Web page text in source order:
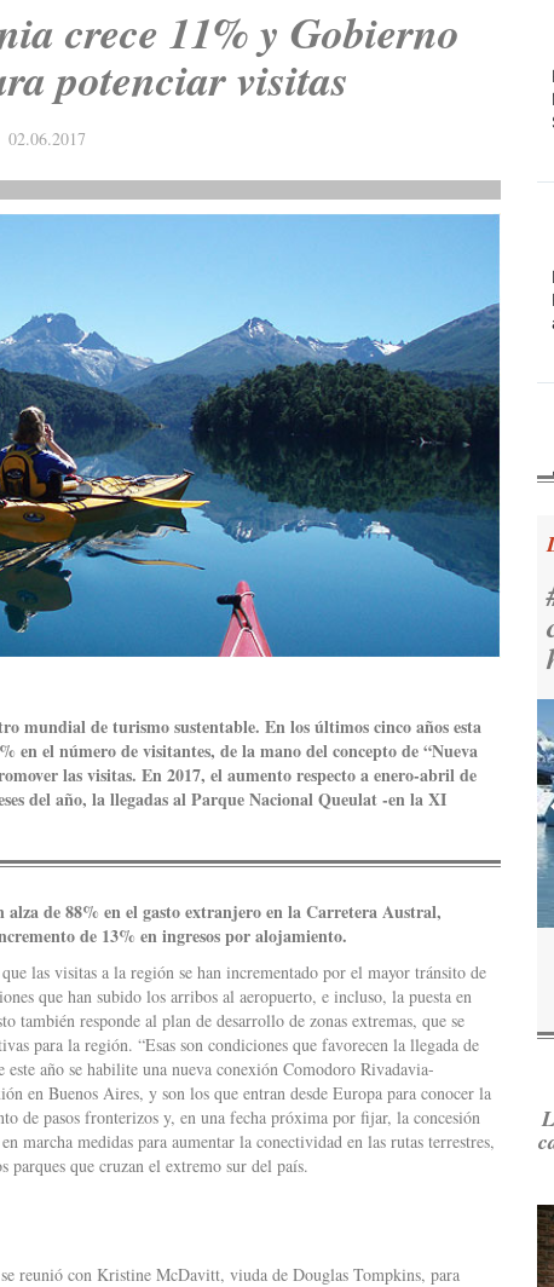
crece 11% y Gobierno
potenciar visitas
02.06.2017
mundial de turismo sustentable. En los últimos cinco años esta
en el número de visitantes, de la mano del concepto de “Nueva
las visitas. En 2017, el aumento respecto a enero-abril de
del año, la llegadas al Parque Nacional Queulat -en la XI
de 88% en el gasto extranjero en la Carretera Austral,
de 13% en ingresos por alojamiento.
las visitas a la región se han incrementado por el mayor tránsito de
que han subido los arribos al aeropuerto, e incluso, la puesta en
también responde al plan de desarrollo de zonas extremas, que se
para la región. “Esas son condiciones que favorecen la llegada de
año se habilite una nueva conexión Comodoro Rivadavia-
en Buenos Aires, y son los que entran desde Europa para conocer la
de pasos fronterizos y, en una fecha próxima por fijar, la concesión
marcha medidas para aumentar la conectividad en las rutas terrestres,
parques que cruzan el extremo sur del país.
reunió con Kristine McDavitt, viuda de Douglas Tompkins, para